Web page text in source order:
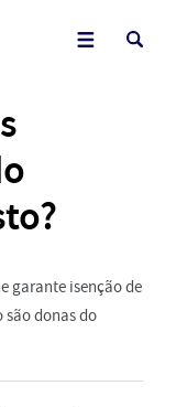
garante isenção de
são donas do